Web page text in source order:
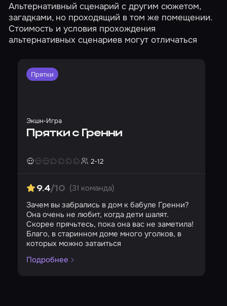
Альтернативный сценарий с другим сюжетом,
загадками, но проходящий в том же помещении.
Стоимость и условия прохождения
альтернативных сценариев могут отличаться
Прятки
Экшн-Игра
Прятки с Гренни
2-12
9.4/10 (31 команда)
Зачем вы забрались в дом к бабуле Гренни?
Она очень не любит, когда дети шалят.
Скорее прячьтесь, пока она вас не заметила!
Благо, в старинном доме много уголков, в
которых можно затаиться
Подробнее